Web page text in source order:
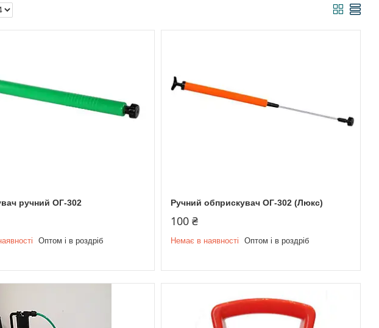
ручний ОГ-302
Оптом і в роздріб
Ручний обприскувач ОГ-302 (Люкс)
100 ₴
Немає в наявності Оптом і в роздріб